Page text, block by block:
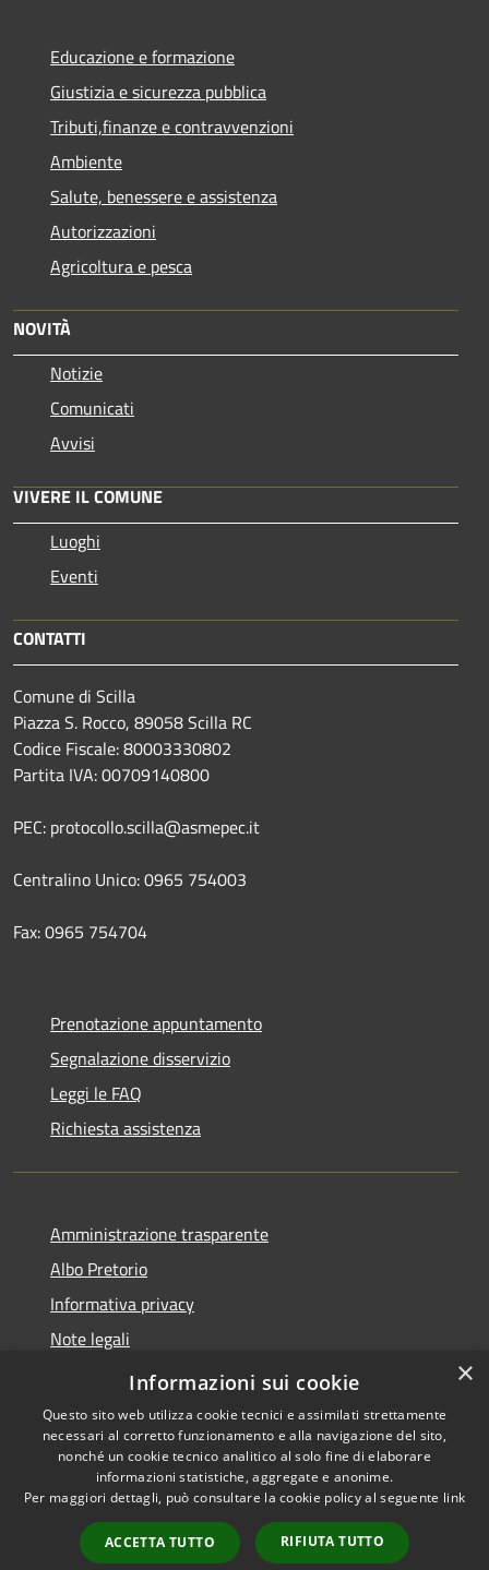
Educazione e formazione
Giustizia e sicurezza pubblica
Tributi,finanze e contravvenzioni
Ambiente
Salute, benessere e assistenza
Autorizzazioni
Agricoltura e pesca
NOVITÀ
Notizie
Comunicati
Avvisi
VIVERE IL COMUNE
Luoghi
Eventi
CONTATTI
Comune di Scilla
Piazza S. Rocco, 89058 Scilla RC
Codice Fiscale: 80003330802
Partita IVA: 00709140800
PEC: protocollo.scilla@asmepec.it
Centralino Unico: 0965 754003
Fax: 0965 754704
Prenotazione appuntamento
Segnalazione disservizio
Leggi le FAQ
Richiesta assistenza
Amministrazione trasparente
Albo Pretorio
Informativa privacy
Note legali
Dichiarazione di accessibilità
Accessibilità
Copyright © 2026 • Comune di
Scilla • Powered by
Municipium•
Accesso
redazione
×
Informazioni sui cookie
Questo sito web utilizza cookie tecnici e assimilati strettamente
necessari al corretto funzionamento e alla navigazione del sito,
nonché un cookie tecnico analitico al solo fine di elaborare
informazioni statistiche, aggregate e anonime.
Per maggiori dettagli, può consultare la cookie policy al seguente link
ACCETTA TUTTO RIFIUTA TUTTO